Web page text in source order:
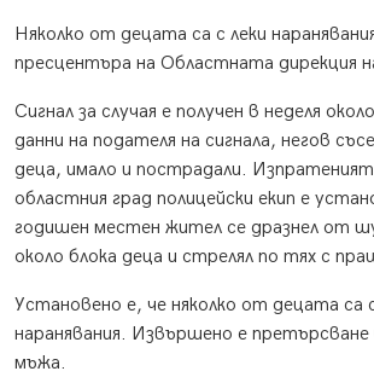
Няколко от децата са с леки
пресцентъра на Областната дирекция
Сигнал за случая е получен в неделя
данни на подателя на сигнала, негов
деца, имало и пострадали.
областния град полицейски екип е
годишен местен жител се дразнел от
около блока деца и стрелял по тях с
Установено е, че няколко от децата са
наранявания. Извършено е
мъжа.